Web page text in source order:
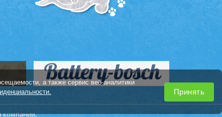
компании.
а также сервис веб-аналитики
Принять